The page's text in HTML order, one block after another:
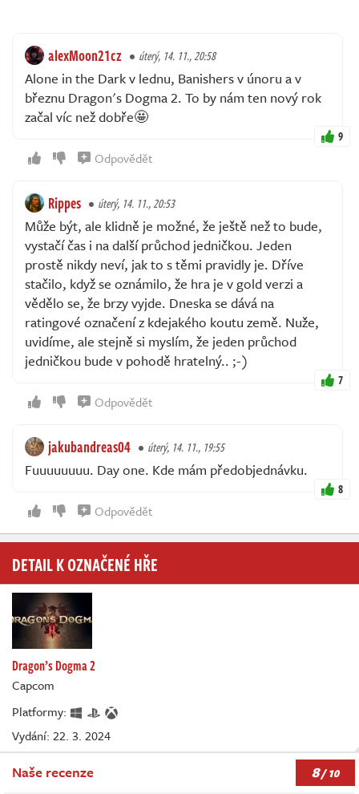
alexMoon21cz úterý, 14. 11., 20:58
Alone in the Dark v lednu, Banishers v únoru a v
březnu Dragon's Dogma 2. To by nám ten nový rok
začal víc než dobře🤩
9
Odpovědět
Rippes úterý, 14. 11., 20:53
Může být, ale klidně je možné, že ještě než to bude,
vystačí čas i na další průchod jedničkou. Jeden
prostě nikdy neví, jak to s těmi pravidly je. Dříve
stačilo, když se oznámilo, že hra je v gold verzi a
vědělo se, že brzy vyjde. Dneska se dává na
ratingové označení z kdejakého koutu země. Nuže,
uvidíme, ale stejně si myslím, že jeden průchod
jedničkou bude v pohodě hratelný.. ;-)
7
Odpovědět
jakubandreas04 úterý, 14. 11., 19:55
Fuuuuuuuu. Day one. Kde mám předobjednávku.
8
Odpovědět
DETAIL K OZNAČENÉ HŘE
Dragon’s Dogma 2
Capcom
Platformy:
Vydání: 22. 3. 2024
Naše recenze 8/ 10